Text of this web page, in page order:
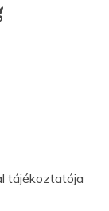
tájékoztatója